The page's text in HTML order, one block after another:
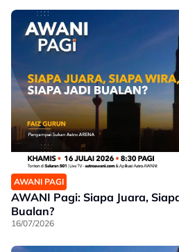
AWANI PAGI
AWANI Pagi: Siapa Juara,
Bualan?
16/07/2026